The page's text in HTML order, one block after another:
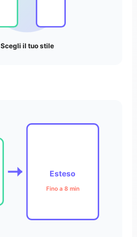
Scegli il tuo stile
Esteso
Fino a 8 min